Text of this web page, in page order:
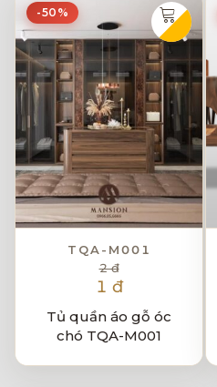
-50%
TQA-M001
2 đ
1 đ
Tủ quần áo gỗ óc
chó TQA-M001